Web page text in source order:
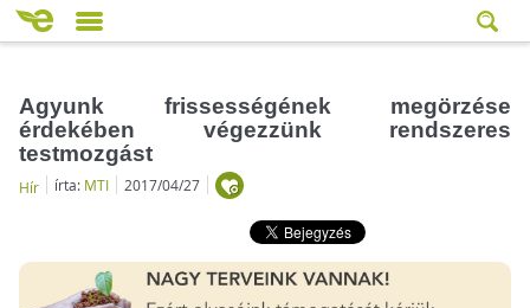
Agyunk frissességének megörzése
érdekében végezzünk rendszeres
testmozgást
Hír írta: MTI 2017/04/27